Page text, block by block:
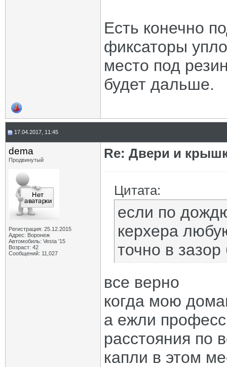
Есть конечно
фиксаторы
место под
будет дальше.
17.04.2017, 11:45
dema
Продвинутый
Регистрация: 25.12.2015
Адрес: Воронеж
Автомобиль: Vesta '15
Возраст: 42
Сообщений: 11,027
Re: Двери и
Цитата:
если по
керхера
точно в зазор
все верно
когда мою
а ежли
расстояния по
капли в этом